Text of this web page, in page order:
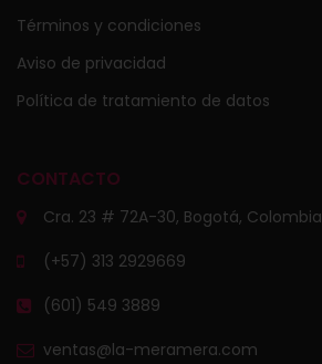
Términos y condiciones
Aviso de privacidad
Política de tratamiento de datos
CONTACTO
Cra. 23 # 72A-30, Bogotá, Colombia
(+57) 313 2929669
(601) 549 3889
ventas@la-meramera.com